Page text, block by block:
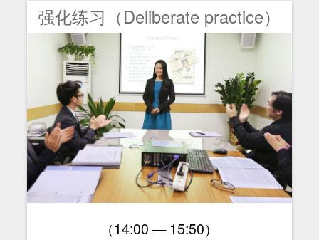
强化练习（Deliberate practice）
（14:00 — 15:50）